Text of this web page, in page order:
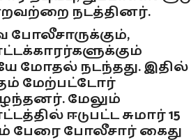
நடத்தினர்.
மோதல் நடந்தது. இதில்
மேற்பட்டோர்
மேலும்
ஈடுபட்ட சுமார் 15
பேரை போலீசார் கைது